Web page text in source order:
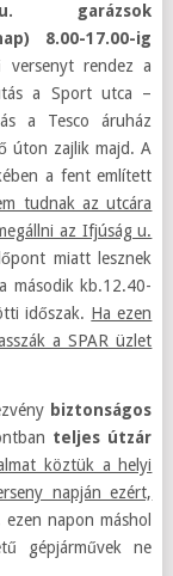
garázsok
8.00-17.00-ig
versenyt rendez a
a Sport utca –
a Tesco áruház
úton zajlik majd. A
a fent említett
tudnak az utcára
az Ifjúság u.
miatt lesznek
második kb.12.40-
időszak. Ha ezen
a SPAR üzlet
biztonságos
teljes útzár
köztük a helyi
napján ezért,
ezen napon máshol
gépjárművek ne